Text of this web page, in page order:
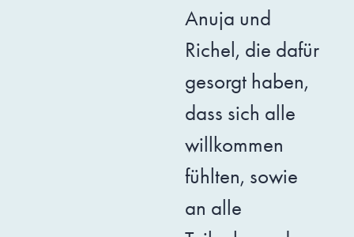
Anuja und
Richel, die dafür
gesorgt haben,
dass sich alle
willkommen
fühlten, sowie
an alle